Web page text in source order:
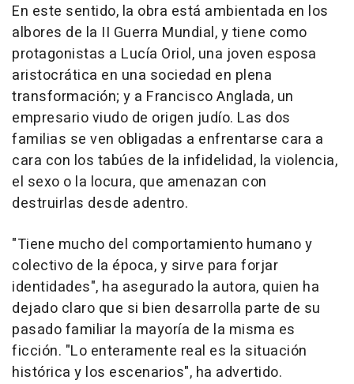
En este sentido, la obra está ambientada en los
albores de la II Guerra Mundial, y tiene como
protagonistas a Lucía Oriol, una joven esposa
aristocrática en una sociedad en plena
transformación; y a Francisco Anglada, un
empresario viudo de origen judío. Las dos
familias se ven obligadas a enfrentarse cara a
cara con los tabúes de la infidelidad, la violencia,
el sexo o la locura, que amenazan con
destruirlas desde adentro.
"Tiene mucho del comportamiento humano y
colectivo de la época, y sirve para forjar
identidades", ha asegurado la autora, quien ha
dejado claro que si bien desarrolla parte de su
pasado familiar la mayoría de la misma es
ficción. "Lo enteramente real es la situación
histórica y los escenarios", ha advertido.